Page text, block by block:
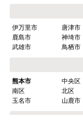
伊万里市 唐津市
鹿島市
神埼市
武雄市
鳥栖市
熊本市 中央区
南区
北区
玉名市
山鹿市